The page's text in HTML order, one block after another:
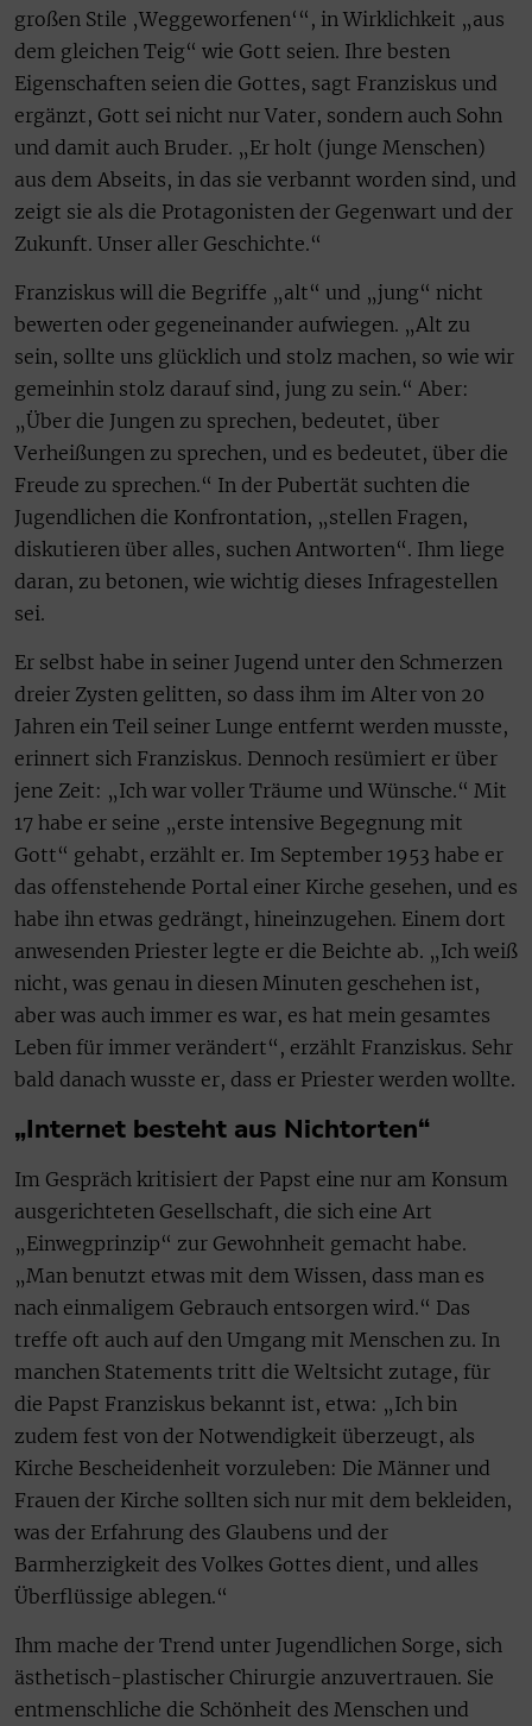
großen Stile ‚Weggeworfenen‘“, in Wirklichkeit „aus
dem gleichen Teig“ wie Gott seien. Ihre besten
Eigenschaften seien die Gottes, sagt Franziskus und
ergänzt, Gott sei nicht nur Vater, sondern auch Sohn
und damit auch Bruder. „Er holt (junge Menschen)
aus dem Abseits, in das sie verbannt worden sind, und
zeigt sie als die Protagonisten der Gegenwart und der
Zukunft. Unser aller Geschichte.“
Franziskus will die Begriffe „alt“ und „jung“ nicht
bewerten oder gegeneinander aufwiegen. „Alt zu
sein, sollte uns glücklich und stolz machen, so wie wir
gemeinhin stolz darauf sind, jung zu sein.“ Aber:
„Über die Jungen zu sprechen, bedeutet, über
Verheißungen zu sprechen, und es bedeutet, über die
Freude zu sprechen.“ In der Pubertät suchten die
Jugendlichen die Konfrontation, „stellen Fragen,
diskutieren über alles, suchen Antworten“. Ihm liege
daran, zu betonen, wie wichtig dieses Infragestellen
sei.
Er selbst habe in seiner Jugend unter den Schmerzen
dreier Zysten gelitten, so dass ihm im Alter von 20
Jahren ein Teil seiner Lunge entfernt werden musste,
erinnert sich Franziskus. Dennoch resümiert er über
jene Zeit: „Ich war voller Träume und Wünsche.“ Mit
17 habe er seine „erste intensive Begegnung mit
Gott“ gehabt, erzählt er. Im September 1953 habe er
das offenstehende Portal einer Kirche gesehen, und es
habe ihn etwas gedrängt, hineinzugehen. Einem dort
anwesenden Priester legte er die Beichte ab. „Ich weiß
nicht, was genau in diesen Minuten geschehen ist,
aber was auch immer es war, es hat mein gesamtes
Leben für immer verändert“, erzählt Franziskus. Sehr
bald danach wusste er, dass er Priester werden wollte.
„Internet besteht aus Nichtorten“
Im Gespräch kritisiert der Papst eine nur am Konsum
ausgerichteten Gesellschaft, die sich eine Art
„Einwegprinzip“ zur Gewohnheit gemacht habe.
„Man benutzt etwas mit dem Wissen, dass man es
nach einmaligem Gebrauch entsorgen wird.“ Das
treffe oft auch auf den Umgang mit Menschen zu. In
manchen Statements tritt die Weltsicht zutage, für
die Papst Franziskus bekannt ist, etwa: „Ich bin
zudem fest von der Notwendigkeit überzeugt, als
Kirche Bescheidenheit vorzuleben: Die Männer und
Frauen der Kirche sollten sich nur mit dem bekleiden,
was der Erfahrung des Glaubens und der
Barmherzigkeit des Volkes Gottes dient, und alles
Überflüssige ablegen.“
Ihm mache der Trend unter Jugendlichen Sorge, sich
ästhetisch-plastischer Chirurgie anzuvertrauen. Sie
entmenschliche die Schönheit des Menschen und